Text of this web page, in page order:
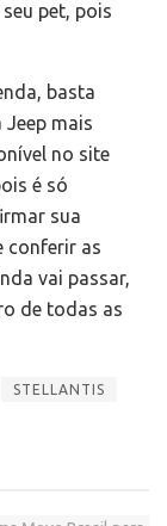
pet, pois
basta
mais
no site
é só
sua
conferir as
vai passar,
de todas as
STELLANTIS